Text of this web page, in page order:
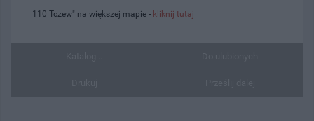
110 Tczew" na większej mapie - kliknij tutaj